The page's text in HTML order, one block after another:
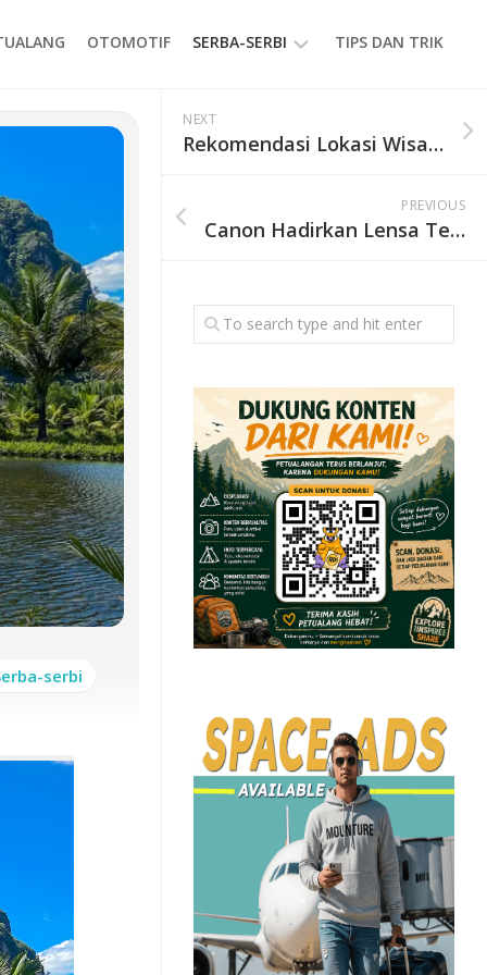
OTOMOTIF SERBA-SERBI
EVENT
GAYA
TIPS DAN TRIK
serbi
NEXT
Rekomendasi Lokasi Wisata untuk Libur Akhir Tahun
PREVIOUS
Canon Hadirkan Lensa Telefoto Medium Terbaru dan Speedlite EL-5